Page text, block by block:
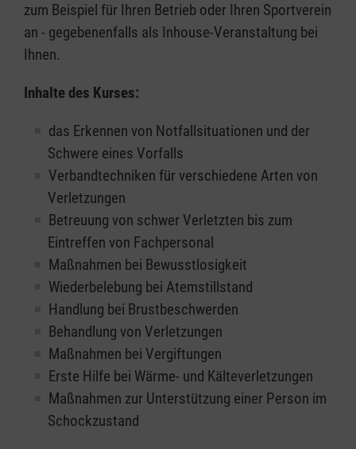
zum Beispiel für Ihren Betrieb oder Ihren Sportverein
an - gegebenenfalls als Inhouse-Veranstaltung bei
Ihnen.
Inhalte des Kurses:
das Erkennen von Notfallsituationen und der
Schwere eines Vorfalls
Verbandtechniken für verschiedene Arten von
Verletzungen
Betreuung von schwer Verletzten bis zum
Eintreffen von Fachpersonal
Maßnahmen bei Bewusstlosigkeit
Wiederbelebung bei Atemstillstand
Handlung bei Brustbeschwerden
Behandlung von Verletzungen
Maßnahmen bei Vergiftungen
Erste Hilfe bei Wärme- und Kälteverletzungen
Maßnahmen zur Unterstützung einer Person im
Schockzustand